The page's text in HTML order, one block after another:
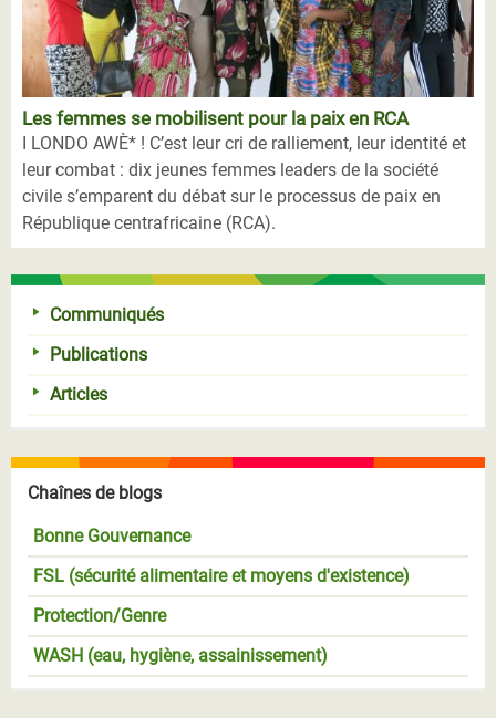
Les femmes se mobilisent pour la paix en RCA
I LONDO AWÈ* ! C’est leur cri de ralliement, leur identité et
leur combat : dix jeunes femmes leaders de la société
civile s’emparent du débat sur le processus de paix en
République centrafricaine (RCA).
Communiqués
Publications
Articles
Chaînes de blogs
Bonne Gouvernance
FSL (sécurité alimentaire et moyens d'existence)
Protection/Genre
WASH (eau, hygiène, assainissement)